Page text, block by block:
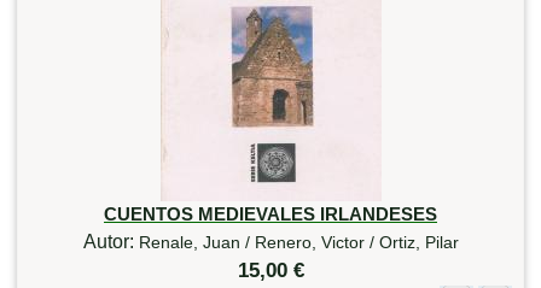
CUENTOS MEDIEVALES IRLANDESES
Autor: Renale, Juan / Renero, Victor / Ortiz, Pilar
15,00 €